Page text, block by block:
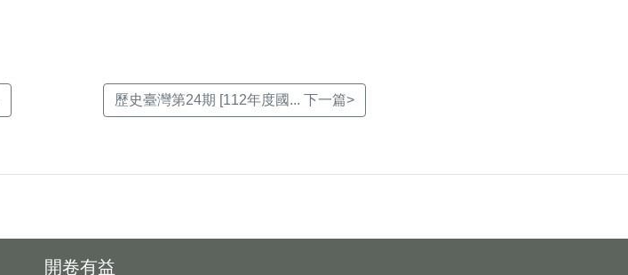
歷史臺灣第24期 [112年度國... 下一篇>
開卷有益